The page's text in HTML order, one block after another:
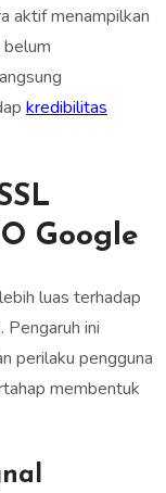
aktif menampilkan
kredibilitas
Google
luas terhadap
Pengaruh ini
perilaku pengguna
membentuk